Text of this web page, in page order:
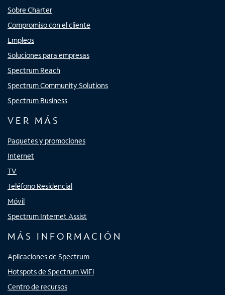
Sobre Charter
Compromiso con el cliente
Empleos
Soluciones para empresas
Spectrum Reach
Spectrum Community Solutions
Spectrum Business
VER MÁS
Paquetes y promociones
Internet
TV
Teléfono Residencial
Móvil
Spectrum Internet Assist
MÁS INFORMACIÓN
Aplicaciones de Spectrum
Hotspots de Spectrum WiFi
Centro de recursos